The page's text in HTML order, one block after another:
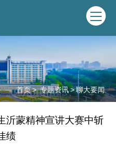
首页 > 专题资讯>聊大要闻
沂蒙精神宣讲大赛中斩
绩